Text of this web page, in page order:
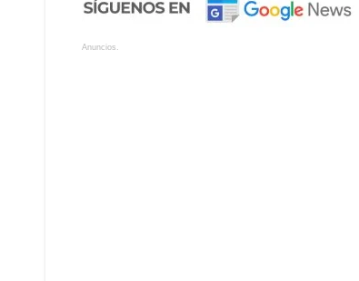
Anuncios.